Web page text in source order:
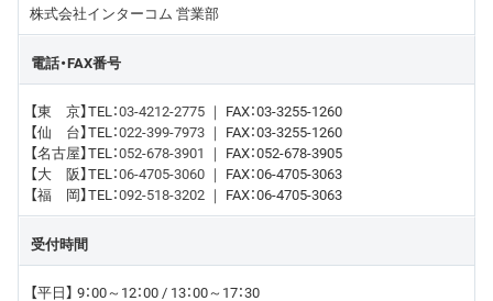
株式会社インターコム 営業部
電話・FAX番号
【東 京】TEL：03-4212-2775 ｜ FAX：03-3255-1260
【仙 台】TEL：022-399-7973 ｜ FAX：03-3255-1260
【名古屋】TEL：052-678-3901 ｜ FAX：052-678-3905
【大 阪】TEL：06-4705-3060 ｜ FAX：06-4705-3063
【福 岡】TEL：092-518-3202 ｜ FAX：06-4705-3063
受付時間
【平日】 9：00～12：00 / 13：00～17：30